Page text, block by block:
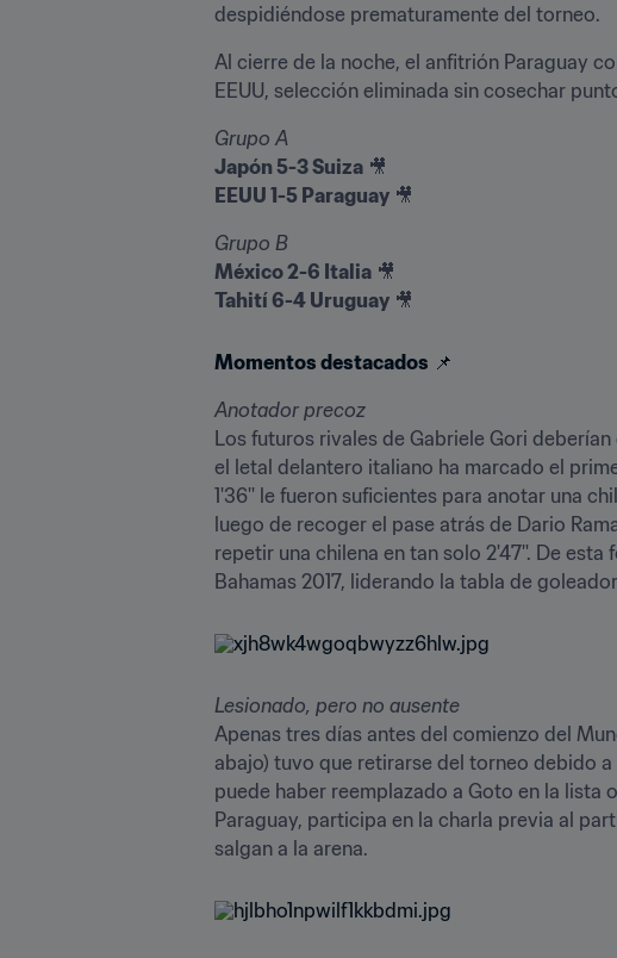
despidiéndose prematuramente del torneo.
Al cierre de la noche, el anfitrión Paraguay
EEUU, selección eliminada sin cosechar
Grupo A
Japón 5-3 Suiza
EEUU 1-5 Paraguay 🎥
Grupo B
México 2-6 Italia
Tahití 6-4 Uruguay 🎥
Momentos destacados 📌
Anotador precoz
Los futuros rivales de Gabriele Gori
el letal delantero italiano ha marcado el
1'36'' le fueron suficientes para anotar una
luego de recoger el pase atrás de Dario
repetir una chilena en tan solo 2'47''. De
Bahamas 2017, liderando la tabla de
Lesionado, pero no ausente
Apenas tres días antes del comienzo del
abajo) tuvo que retirarse del torneo debido
puede haber reemplazado a Goto en la
Paraguay, participa en la charla previa al
salgan a la arena.